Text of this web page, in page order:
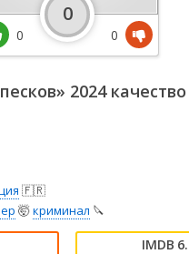
2024 качество
🇫🇷
🤯криминал 🔪
0
0
0